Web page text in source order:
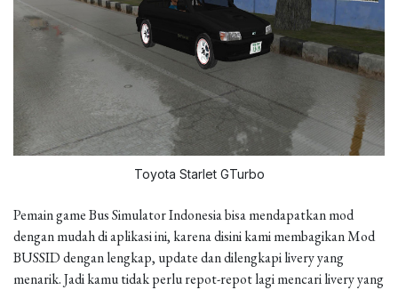
Toyota Starlet GTurbo
Pemain game Bus Simulator Indonesia bisa mendapatkan mod
dengan mudah di aplikasi ini, karena disini kami membagikan Mod
BUSSID dengan lengkap, update dan dilengkapi livery yang
menarik. Jadi kamu tidak perlu repot-repot lagi mencari livery yang